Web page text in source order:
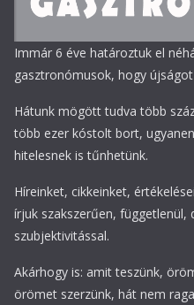
Immár 6 éve határoztuk el
gasztronómusok, hogy
Hátunk mögött tudva több
több ezer kóstolt bort,
hitelesnek is tűnhetünk.
Híreinket, cikkeinket,
írjuk szakszerűen, függetlenül,
szubjektivitással.
Akárhogy is: amit teszünk,
örömet szerzünk, hát nem